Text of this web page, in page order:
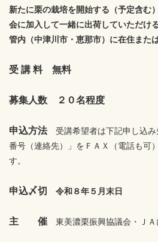
新たに栗の栽培を開始する（予定含む
会に加入して一緒に出荷していただけ
管内（中津川市・恵那市）に在住また
受 講 料 無料
募集人数 ２０名程度
申込方法受講希望者は下記申し込み
番号（連絡先）」をＦＡＸ（電話も可
す。
申込〆切 令和８年５月末日
主 催 東美濃栗振興協議会・ＪＡ